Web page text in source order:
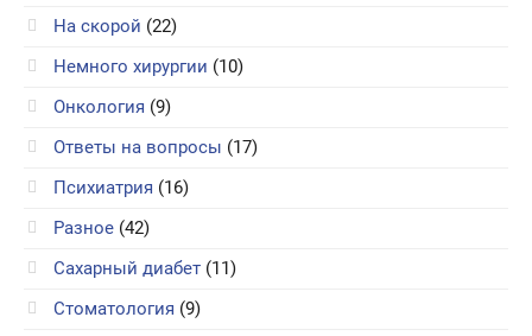
На скорой (22)
Немного хирургии (10)
Онкология (9)
Ответы на вопросы (17)
Психиатрия (16)
Разное (42)
Сахарный диабет (11)
Стоматология (9)